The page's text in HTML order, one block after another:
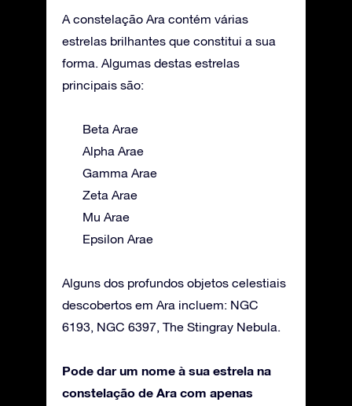
A constelação Ara contém várias
estrelas brilhantes que constitui a sua
forma. Algumas destas estrelas
principais são:
Beta Arae
Alpha Arae
Gamma Arae
Zeta Arae
Mu Arae
Epsilon Arae
Alguns dos profundos objetos celestiais
descobertos em Ara incluem: NGC
6193, NGC 6397, The Stingray Nebula.
Pode dar um nome à sua estrela na
constelação de Ara com apenas